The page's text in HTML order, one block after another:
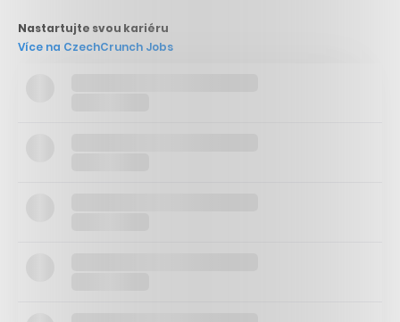
Nastartujte svou kariéru
Více na CzechCrunch Jobs